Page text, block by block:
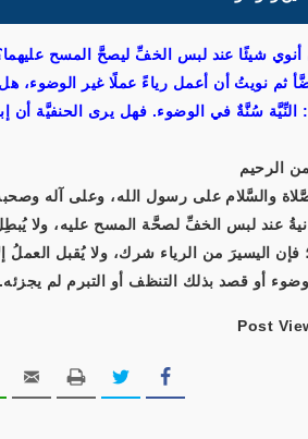
الرحيم
والسَّلام على رسول الله، وعلى آله
عند لبس الخفِّ لصحَّة المسح عليه، ولا
فإن اليسيرَ من الرياء شرك، ولا يُقبل
أو قصد بذلك التنظف أو التبرم لم
Post